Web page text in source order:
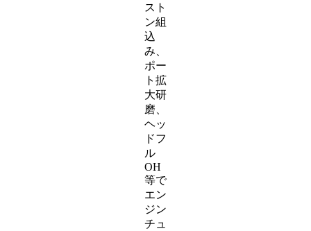
スト
ン組
込
み、
ポー
ト拡
大研
磨、
ヘッ
ドフ
ル
OH
等で
エン
ジン
チュ